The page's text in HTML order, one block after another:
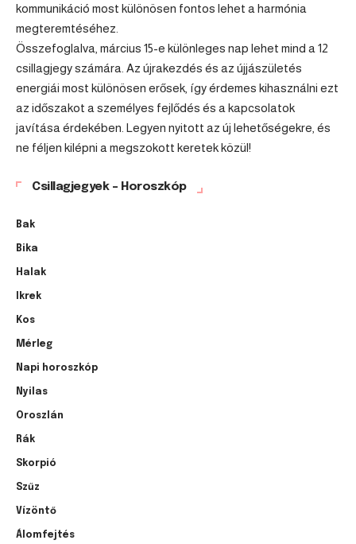
kommunikáció most különösen fontos lehet a harmónia
megteremtéséhez.
Összefoglalva, március 15-e különleges nap lehet mind a 12
csillagjegy számára. Az újrakezdés és az újjászületés
energiái most különösen erősek, így érdemes kihasználni ezt
az időszakot a személyes fejlődés és a kapcsolatok
javítása érdekében. Legyen nyitott az új lehetőségekre, és
ne féljen kilépni a megszokott keretek közül!
Csillagjegyek – Horoszkóp
Bak
Bika
Halak
Ikrek
Kos
Mérleg
Napi horoszkóp
Nyilas
Oroszlán
Rák
Skorpió
Szűz
Vízöntő
Álomfejtés